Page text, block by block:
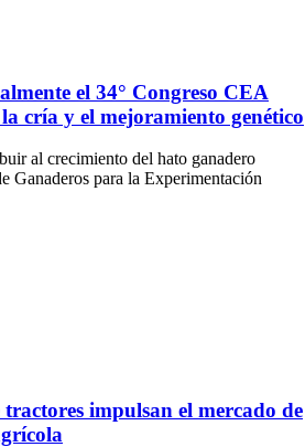
el 34° Congreso CEA
cría y el mejoramiento genético
al crecimiento del hato ganadero
Ganaderos para la Experimentación
tractores impulsan el mercado de